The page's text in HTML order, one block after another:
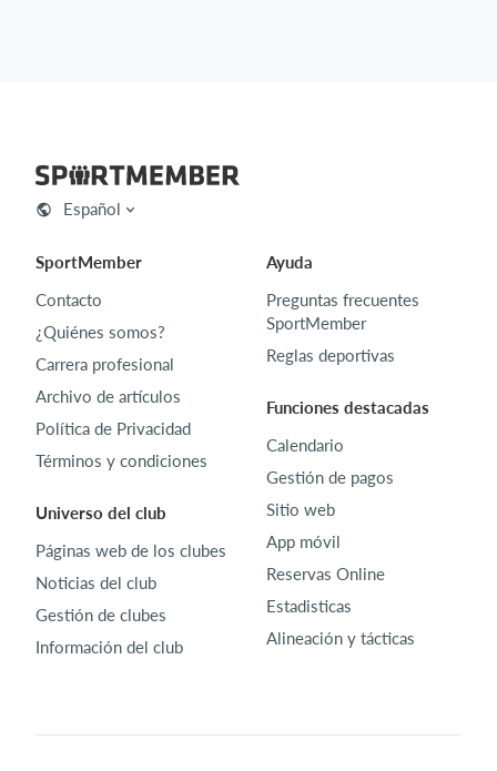
Español
SportMember
Contacto
¿Quiénes somos?
Carrera profesional
Archivo de artículos
Política de Privacidad
Términos y condiciones
Universo del club
Páginas web de los clubes
Noticias del club
Gestión de clubes
Información del club
Ayuda
Preguntas frecuentes
SportMember
Reglas deportivas
Funciones destacadas
Calendario
Gestión de pagos
Sitio web
App móvil
Reservas Online
Estadisticas
Alineación y tácticas